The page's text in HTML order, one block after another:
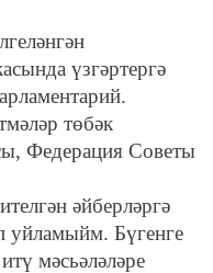
үзгәртергә
төбәк
Федерация Советы
әйберләргә
уйламыйм. Бүгенге
мәсьәләләре